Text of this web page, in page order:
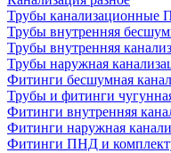
Трубы канализационные
Трубы внутренняя
Трубы внутренняя
Трубы наружная
Фитинги бесшумная
Трубы и фитинги
Фитинги внутренняя
Фитинги наружная
Фитинги ПНД и